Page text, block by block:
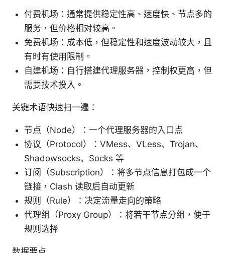
付费机场：通常提供稳定性高、速度快、节点多的
服务，但价格相对较高。
免费机场：成本低，但稳定性和速度波动较大，且
有时有使用限制。
自建机场：自行搭建代理服务器，控制权更高，但
需要技术投入。
关键术语快速扫一遍：
节点（Node）：一个代理服务器的入口点
协议（Protocol）：VMess、VLess、Trojan、
Shadowsocks、Socks 等
订阅（Subscription）：将多节点信息打包成一个
链接，Clash 读取后自动更新
规则（Rule）：决定流量走向的策略
代理组（Proxy Group）：将若干节点分组，便于
规则选择